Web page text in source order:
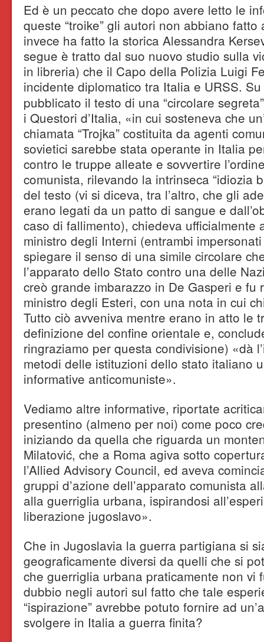
Ed è un peccato che dopo avere letto le
queste “troike” gli autori non abbiano fatto
invece ha fatto la storica Alessandra
segue è tratto dal suo nuovo studio sulla
in libreria) che il Capo della Polizia Luigi
incidente diplomatico tra Italia e URSS. Su
pubblicato il testo di una “circolare
i Questori d’Italia, «in cui sosteneva che
chiamata “Trojka” costituita da agenti
sovietici sarebbe stata operante in Italia
contro le truppe alleate e sovvertire
comunista, rilevando la intrinseca “idiozia
del testo (vi si diceva, tra l’altro, che gli
erano legati da un patto di sangue e
caso di fallimento), chiedeva ufficialmente
ministro degli Interni (entrambi
spiegare il senso di una simile circolare
l’apparato dello Stato contro una delle
creò grande imbarazzo in De Gasperi e fu
ministro degli Esteri, con una nota in cui
Tutto ciò avveniva mentre erano in atto le
definizione del confine orientale e,
ringraziamo per questa condivisione) «dà
metodi delle istituzioni dello stato italiano
informative anticomuniste».
Vediamo altre informative, riportate
presentino (almeno per noi) come poco
iniziando da quella che riguarda un
Milatović, che a Roma agiva sotto
l’Allied Advisory Council, ed aveva
gruppi d’azione dell’apparato comunista
alla guerriglia urbana, ispirandosi
liberazione jugoslavo».
Che in Jugoslavia la guerra partigiana si
geograficamente diversi da quelli che si
che guerriglia urbana praticamente non vi
dubbio negli autori sul fatto che tale
“ispirazione” avrebbe potuto fornire ad
svolgere in Italia a guerra finita?